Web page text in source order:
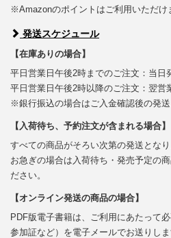
※Amazonのポイントはご利用いただけ
発送スケジュール
【在庫ありの場合】
平日営業日午後2時までのご注文：当日
平日営業日午後2時以降のご注文：翌営
※銀行振込の場合はご入金確認後の発送
【入荷待ち、予約注文が含まれる場合】
すべての商品がそろい次第の発送となり
お急ぎの場合は入荷待ち・発売予定の
ださい。
【オンライン発送の商品の場合】
PDF版電子書籍は、ご利用にあたって
参加証など）を電子メールでお送りしま